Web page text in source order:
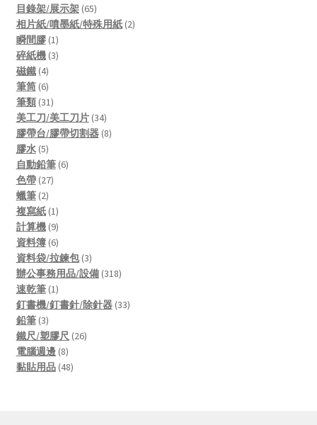
product
目錄架/展示架 6565
products
相片紙/噴墨紙/特殊用紙 22
瞬間膠 11
product
碎紙機 33
磁鐵 44
products
筆筒 66
products
筆類 3131
products
美工刀/美工刀片 3434
products
膠帶台/膠帶切割器 88
膠水 55
products
自動鉛筆 66
色帶 2727
蠟筆 22
products
複寫紙 11
product
計算機 99
products
資料簿 66
products
資料袋/拉鍊包 33
products
辦公事務用品/設備 318318
速乾筆 11
product
釘書機/釘書針/除針器 3333
鉛筆 33
products
鐵尺/塑膠尺 2626
電腦週邊 88
products
黏貼用品 4848